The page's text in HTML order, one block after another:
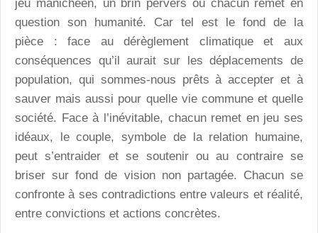
jeu manichéen, un brin pervers où chacun remet en
question son humanité. Car tel est le fond de la
pièce : face au dérèglement climatique et aux
conséquences qu’il aurait sur les déplacements de
population, qui sommes-nous prêts à accepter et à
sauver mais aussi pour quelle vie commune et quelle
société. Face à l’inévitable, chacun remet en jeu ses
idéaux, le couple, symbole de la relation humaine,
peut s’entraider et se soutenir ou au contraire se
briser sur fond de vision non partagée. Chacun se
confronte à ses contradictions entre valeurs et réalité,
entre convictions et actions concrètes.